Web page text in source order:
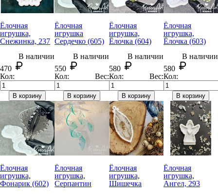
Ёлочная
игрушка,
Снежинка, 237
В наличии
470
Кол:
Вес:
В корзину
Ёлочная
игрушка
Сердечко (605)
В наличии
550
Кол:
Вес:
В корзину
Ёлочная
игрушка,
Ёлочка (604)
В наличии
580
Кол:
В корзину
Ёлочная
игрушка,
Ёлочка (603)
В наличии
580
Кол:
В корзину
Ёлочная
игрушка,
Фонарик (602)
Ёлочная
игрушка,
Серпантин
Ёлочная
игрушка,
Шишечка
Ёлочная
игрушка,
Ангел, 293